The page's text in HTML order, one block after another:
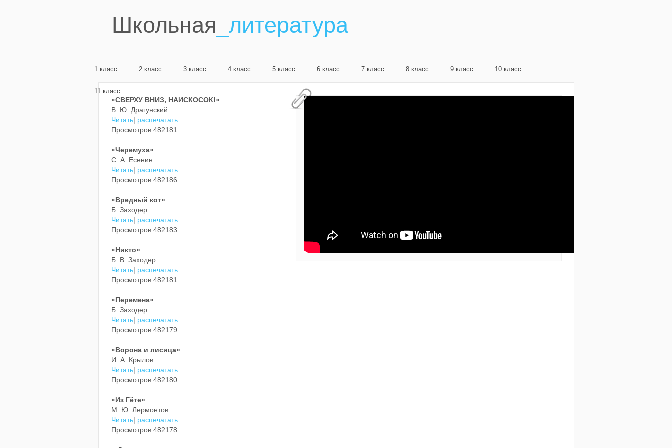
Школьная _литература
1 класс 2 класс 3 класс 4 класс 5 класс 6 класс 7 класс 8 класс 9 класс 10 класс
11 класс
«СВЕРХУ ВНИЗ, НАИСКОСОК!»
В. Ю. Драгунский
Читать распечатать
Просмотров 482181
«Черемуха»
С. А. Есенин
Читать распечатать
Просмотров 482186
«Вредный кот»
Б. Заходер
Читать распечатать
Просмотров 482183
«Никто»
Б. В. Заходер
Читать распечатать
Просмотров 482181
«Перемена»
Б. Заходер
Читать распечатать
Просмотров 482179
«Ворона и лисица»
И. А. Крылов
Читать распечатать
Просмотров 482180
«Из Гёте»
М. Ю. Лермонтов
Читать распечатать
Просмотров 482178